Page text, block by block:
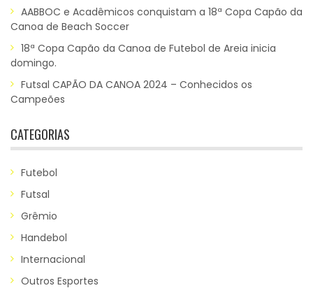
AABBOC e Acadêmicos conquistam a 18ª Copa Capão da
Canoa de Beach Soccer
18ª Copa Capão da Canoa de Futebol de Areia inicia
domingo.
Futsal CAPÃO DA CANOA 2024 – Conhecidos os
Campeões
CATEGORIAS
Futebol
Futsal
Grêmio
Handebol
Internacional
Outros Esportes